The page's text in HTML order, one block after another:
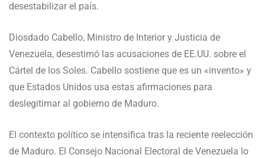
desestabilizar el país.
Diosdado Cabello, Ministro de Interior y Justicia de
Venezuela, desestimó las acusaciones de EE.UU. sobre el
Cártel de los Soles. Cabello sostiene que es un «invento» y
que Estados Unidos usa estas afirmaciones para
deslegitimar al gobierno de Maduro.
El contexto político se intensifica tras la reciente reelección
de Maduro. El Consejo Nacional Electoral de Venezuela lo